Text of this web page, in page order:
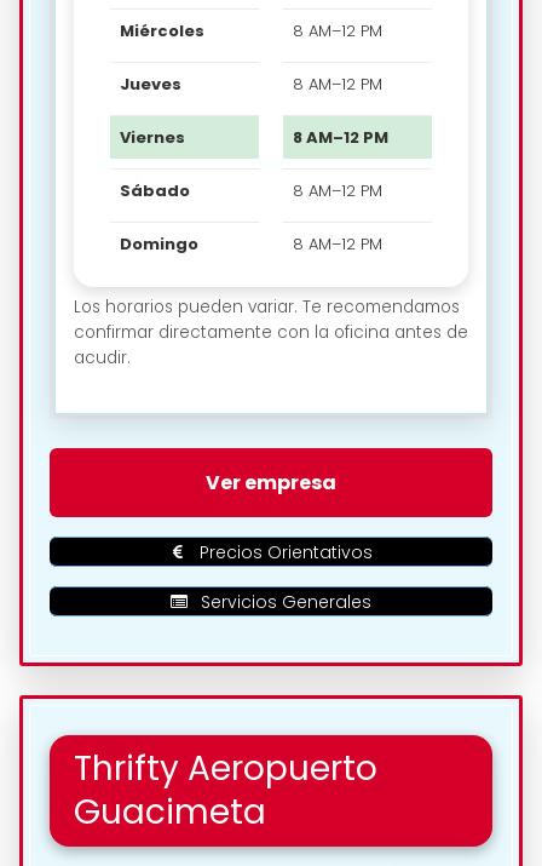
Miércoles 8 AM–12 PM
Jueves 8 AM–12 PM
Viernes 8 AM–12 PM
Sábado 8 AM–12 PM
Domingo 8 AM–12 PM
Los horarios pueden variar. Te recomendamos
confirmar directamente con la oficina antes de
acudir.
🗺️ Ubicación de Topcar
(Arrecife Port) en Arrecife:
Ver empresa
Precios Orientativos
Servicios Generales
Thrifty Aeropuerto
Guacimeta